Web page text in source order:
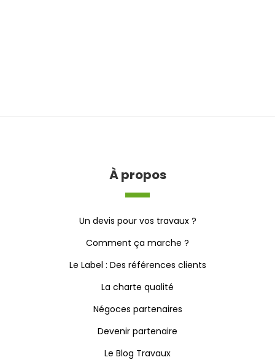
À propos
Un devis pour vos travaux ?
Comment ça marche ?
Le Label : Des références clients
La charte qualité
Négoces partenaires
Devenir partenaire
Le Blog Travaux